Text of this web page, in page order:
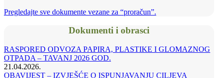
Pregledajte sve dokumente vezane za “proračun”.
Dokumenti i obrasci
RASPORED ODVOZA PAPIRA, PLASTIKE I GLOMAZNOG
OTPADA – TAVANJ 2026 GOD.
21.04.2026.
OBAVIJEST – IZVJEŠĆE O ISPUNJAVANJU CILJEVA